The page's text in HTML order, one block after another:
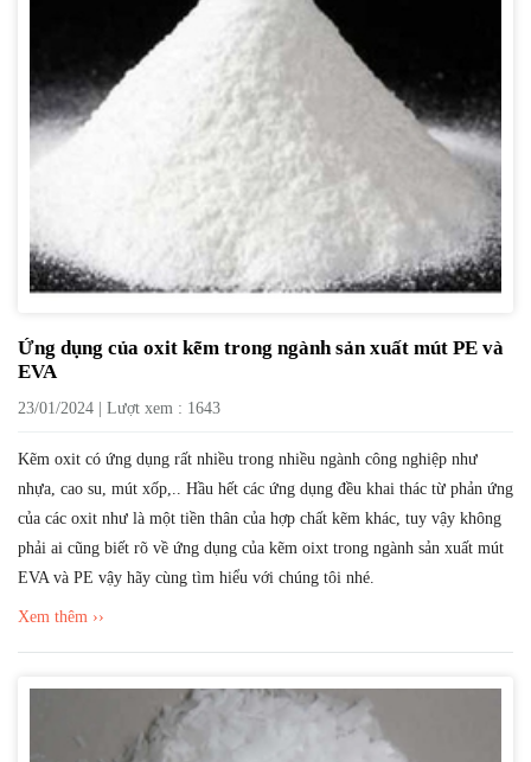
Ứng dụng của oxit kẽm trong ngành sản xuất mút PE và
EVA
23/01/2024 | Lượt xem : 1643
Kẽm oxit có ứng dụng rất nhiều trong nhiều ngành công nghiệp như
nhựa, cao su, mút xốp,.. Hầu hết các ứng dụng đều khai thác từ phản ứng
của các oxit như là một tiền thân của hợp chất kẽm khác, tuy vậy không
phải ai cũng biết rõ về ứng dụng của kẽm oixt trong ngành sản xuất mút
EVA và PE vậy hãy cùng tìm hiểu với chúng tôi nhé.
Xem thêm ››